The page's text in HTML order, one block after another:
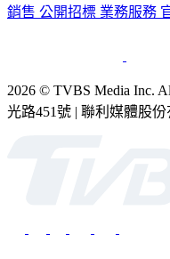
銷售 公開招標 業務服務
2026 © TVBS Media Inc.
光路451號 | 聯利媒體股份